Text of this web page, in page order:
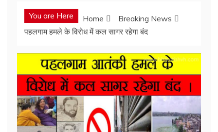
You are Here Home
Breaking News
पहलगाम हमले के विरोध में कल सागर रहेगा बंद